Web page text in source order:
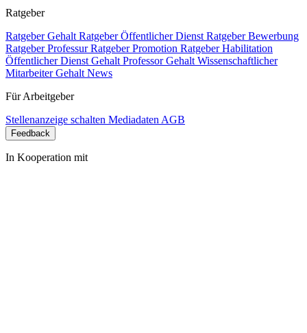
Ratgeber
Ratgeber Gehalt Ratgeber Öffentlicher Dienst Ratgeber Bewerbung
Ratgeber ProfessurRatgeber Promotion Ratgeber Habilitation
Öffentlicher Dienst Gehalt Professor Gehalt Wissenschaftlicher
Mitarbeiter Gehalt News
Für Arbeitgeber
Stellenanzeige schalten Mediadaten AGB
Feedback
In Kooperation mit